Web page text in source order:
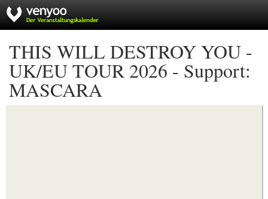
THIS WILL DESTROY YOU -
UK/EU TOUR 2026 - Support:
MASCARA